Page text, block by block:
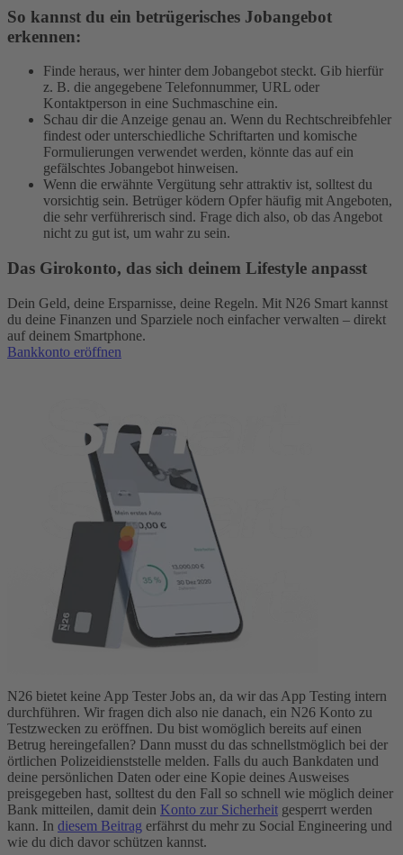
So kannst du ein betrügerisches Jobangebot
erkennen:
Finde heraus, wer hinter dem Jobangebot steckt. Gib hierfür
z. B. die angegebene Telefonnummer, URL oder
Kontaktperson in eine Suchmaschine ein.
Schau dir die Anzeige genau an. Wenn du Rechtschreibfehler
findest oder unterschiedliche Schriftarten und komische
Formulierungen verwendet werden, könnte das auf ein
gefälschtes Jobangebot hinweisen.
Wenn die erwähnte Vergütung sehr attraktiv ist, solltest du
vorsichtig sein. Betrüger ködern Opfer häufig mit Angeboten,
die sehr verführerisch sind. Frage dich also, ob das Angebot
nicht zu gut ist, um wahr zu sein.
Das Girokonto, das sich deinem Lifestyle anpasst
Dein Geld, deine Ersparnisse, deine Regeln. Mit N26 Smart kannst
du deine Finanzen und Sparziele noch einfacher verwalten – direkt
auf deinem Smartphone.
Bankkonto eröffnen
N26 bietet keine App Tester Jobs an, da wir das App Testing intern
durchführen. Wir fragen dich also nie danach, ein N26 Konto zu
Testzwecken zu eröffnen. Du bist womöglich bereits auf einen
Betrug hereingefallen? Dann musst du das schnellstmöglich bei der
örtlichen Polizeidienststelle melden. Falls du auch Bankdaten und
deine persönlichen Daten oder eine Kopie deines Ausweises
preisgegeben hast, solltest du den Fall so schnell wie möglich deiner
Bank mitteilen, damit dein Konto zur Sicherheit gesperrt werden
kann. In diesem Beitrag erfährst du mehr zu Social Engineering und
wie du dich davor schützen kannst.